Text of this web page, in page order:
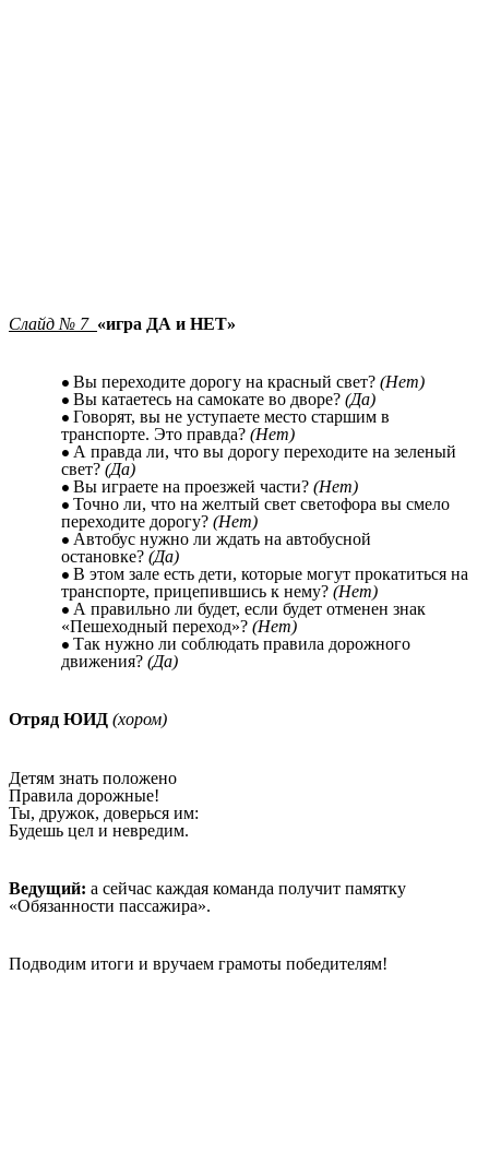
Слайд № 7 «игра ДА и НЕТ»
Вы переходите дорогу на красный свет? (Нет)
Вы катаетесь на самокате во дворе? (Да)
Говорят, вы не уступаете место старшим в
транспорте. Это правда? (Нет)
А правда ли, что вы дорогу переходите на зеленый
свет? (Да)
Вы играете на проезжей части? (Нет)
Точно ли, что на желтый свет светофора вы смело
переходите дорогу? (Нет)
Автобус нужно ли ждать на автобусной
остановке? (Да)
В этом зале есть дети, которые могут прокатиться на
транспорте, прицепившись к нему? (Нет)
А правильно ли будет, если будет отменен знак
«Пешеходный переход»? (Нет)
Так нужно ли соблюдать правила дорожного
движения? (Да)
Отряд ЮИД (хором)
Детям знать положено
Правила дорожные!
Ты, дружок, доверься им:
Будешь цел и невредим.
Ведущий: а сейчас каждая команда получит памятку
«Обязанности пассажира».
Подводим итоги и вручаем грамоты победителям!